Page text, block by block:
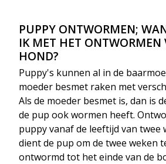
PUPPY ONTWORMEN;
IK MET HET ONTWORMEN
HOND?
Puppy's kunnen al in de
moeder besmet raken met
Als de moeder besmet is, dan is
de pup ook wormen heeft.
puppy vanaf de leeftijd van twee
dient de pup om de twee weken
ontwormd tot het einde van de